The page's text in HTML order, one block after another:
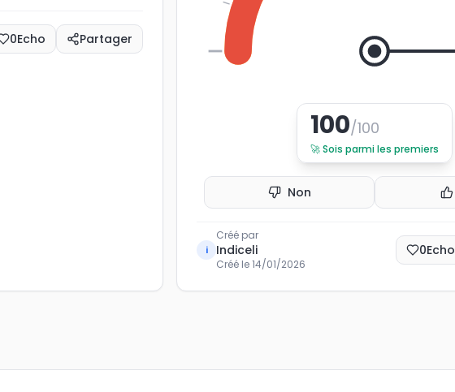
0Echo Partager
100/100
🚀Sois parmi les premiers
Non
i
Créé par
Indiceli
Créé le14/01/2026
0Echo